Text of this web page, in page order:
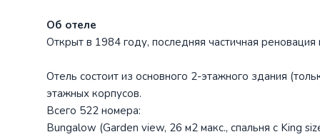
Об отеле
Открыт в 1984 году, последняя частичная
Отель состоит из основного 2-этажного здания
этажных корпусов.
Всего 522 номера:
Bungalow (Garden view, 26 м2 макс., спальня с King